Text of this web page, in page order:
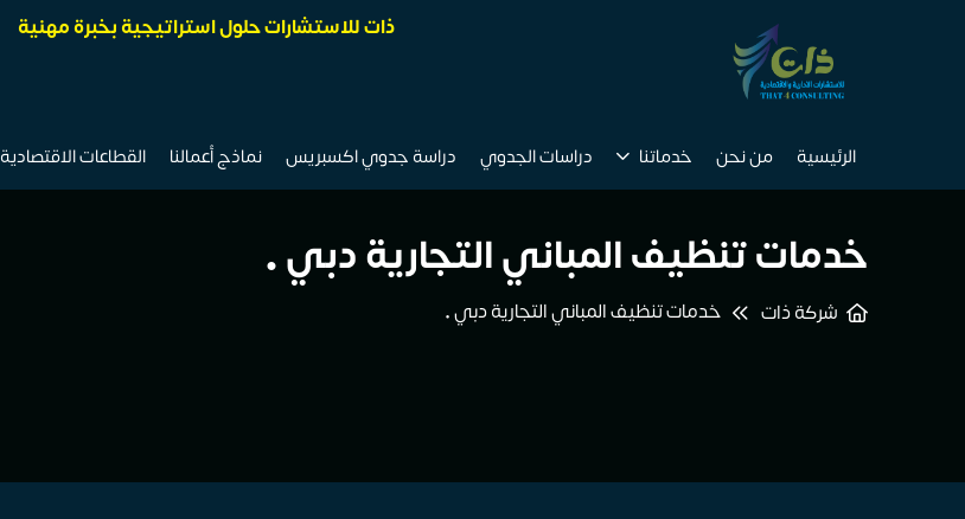
ذات للاستشارات حلول استراتيجية بخبرة مهنية
الرئيسية من نحن خدماتنا دراسات الجدوي دراسة جدوي اكسبريس نماذج أعمالنا القطاعات الاقتصادية
خدمات تنظيف المباني التجارية دبي •
شركة ذات خدمات تنظيف المباني التجارية دبي •